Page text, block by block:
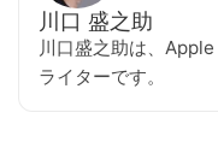
川口 盛之助
川口盛之助は、
ライターです。